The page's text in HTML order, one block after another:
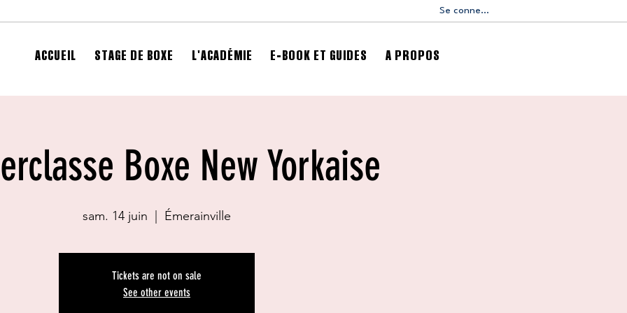
Se connecter
ACCUEIL STAGE DE BOXE L'ACADÉMIE E-BOOK ET GUIDES A PROPOS
Boxe New Yorkaise
sam. 14 juin Émerainville
Tickets are not on sale
See other events